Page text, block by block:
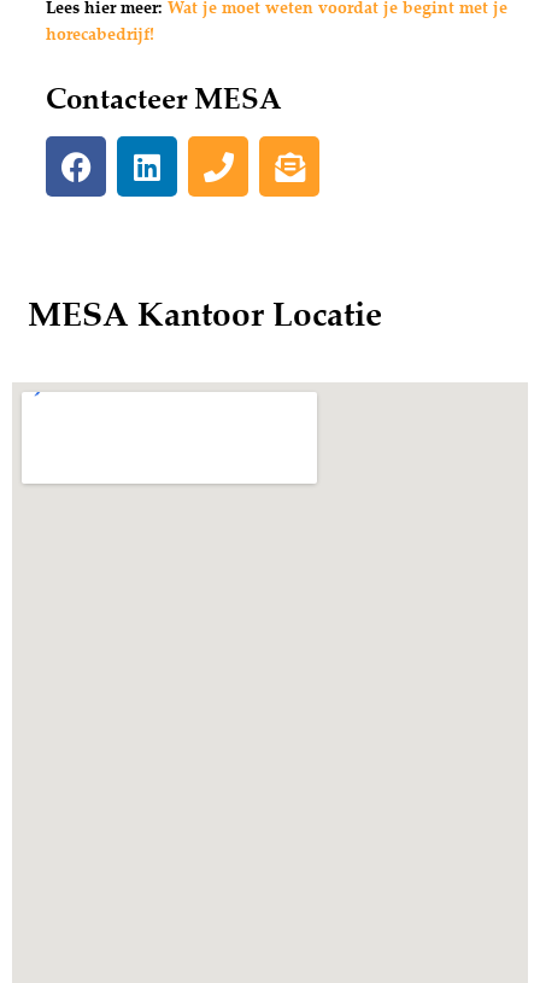
Lees hier meer: Wat je moet weten voordat je begint met je
horecabedrijf!
Contacteer MESA
MESA Kantoor Locatie